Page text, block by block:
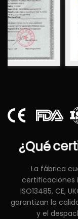
¿Qué
La fábrica
certificaciones
ISO13485, CE,
garantizan la
y el